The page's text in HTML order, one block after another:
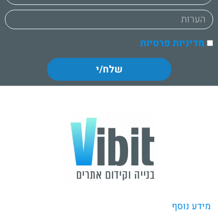
מדיניות פרטיות
שלח/י
מידע נוסף